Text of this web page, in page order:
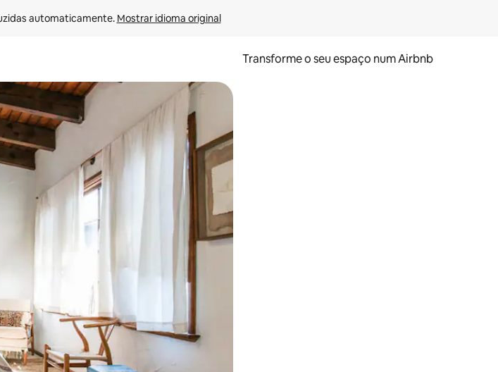
automaticamente. Mostrar idioma original
Transforme o seu espaço num Airbnb
cima e para baixo ou explore com gestos de toque ou deslize.